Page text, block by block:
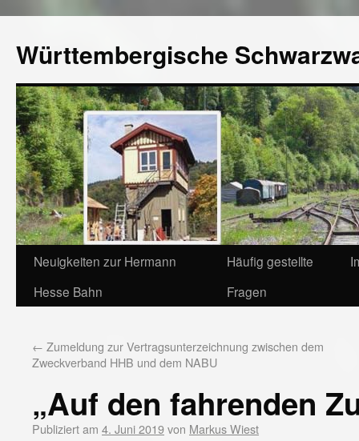
Württembergische
Neuigkeiten zur Hermann
Hesse Bahn
Häufig gestellte
Fragen
← Zumeldung zur Vertragsunterzeichnung zwischen dem
Zweckverband HHB und dem NABU
„Auf den fahrenden
Publiziert am 4. Juni 2019von Markus Wiest